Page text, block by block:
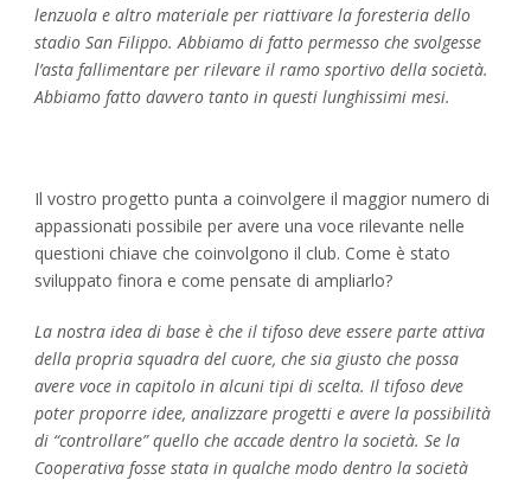
lenzuola e altro materiale per riattivare la foresteria dello
stadio San Filippo. Abbiamo di fatto permesso che svolgesse
l’asta fallimentare per rilevare il ramo sportivo della società.
Abbiamo fatto davvero tanto in questi lunghissimi mesi.
Il vostro progetto punta a coinvolgere il maggior numero di
appassionati possibile per avere una voce rilevante nelle
questioni chiave che coinvolgono il club. Come è stato
sviluppato finora e come pensate di ampliarlo?
La nostra idea di base è che il tifoso deve essere parte attiva
della propria squadra del cuore, che sia giusto che possa
avere voce in capitolo in alcuni tipi di scelta. Il tifoso deve
poter proporre idee, analizzare progetti e avere la possibilità
di “controllare” quello che accade dentro la società. Se la
Cooperativa fosse stata in qualche modo dentro la società